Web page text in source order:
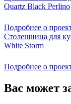
Quartz Black Perlino
Подробнее о
Столешница для
White Storm
Подробнее о
Вас может